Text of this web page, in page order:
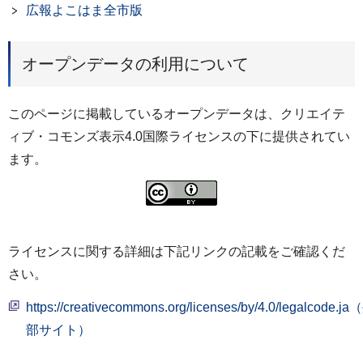
広報よこはま全市版
オープンデータの利用について
このページに掲載しているオープンデータは、クリエイテ
ィブ・コモンズ表示4.0国際ライセンスの下に提供されてい
ます。
ライセンスに関する詳細は下記リンクの記載をご確認くだ
さい。
https://creativecommons.org/licenses/by/4.0/legalcode.ja
部サイト）